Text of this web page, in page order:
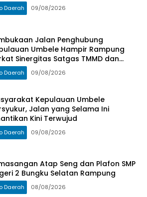
Daerah 09/08/2026
Jalan Penghubung
Umbele Hampir Rampung
Sinergitas Satgas TMMD dan
Daerah 09/08/2026
Kepulauan Umbele
Jalan yang Selama Ini
Kini Terwujud
Daerah 09/08/2026
Atap Seng dan Plafon SMP
2 Bungku Selatan Rampung
Daerah 08/08/2026